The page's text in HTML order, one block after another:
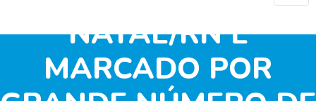
NATAL/RN É
MARCADO POR